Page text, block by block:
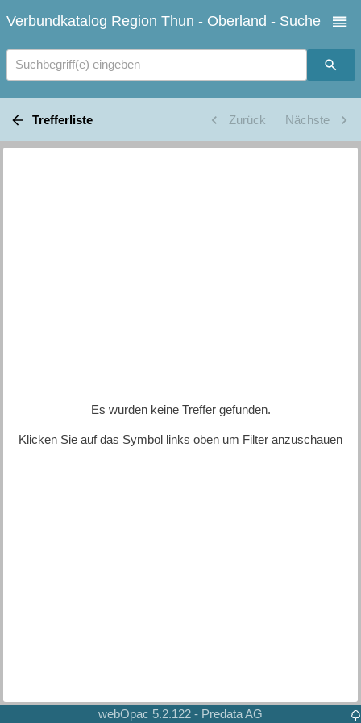
Verbundkatalog Region Thun - Oberland - Suche
Suchbegriff(e) eingeben
Trefferliste Zurück Nächste
Es wurden keine Treffer gefunden.
Klicken Sie auf das Symbol links oben um Filter anzuschauen
webOpac 5.2.122 - Predata AG